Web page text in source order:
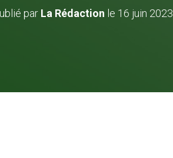
par La Rédaction le 16 juin 2023